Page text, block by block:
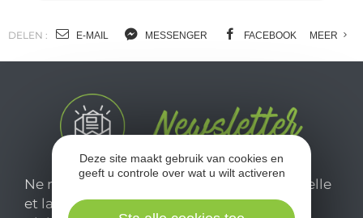
DELEN : E-MAIL MESSENGER FACEBOOK MEER
Ne manquez pas notre newsletter mensuelle
et laissez-vous inspirer pour profiter
Deze site maakt gebruik van cookies en
geeft u controle over wat u wilt activeren